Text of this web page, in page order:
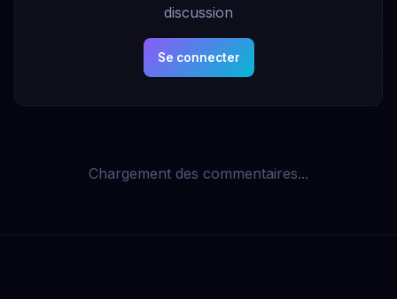
discussion
Se connecter
Chargement des commentaires...